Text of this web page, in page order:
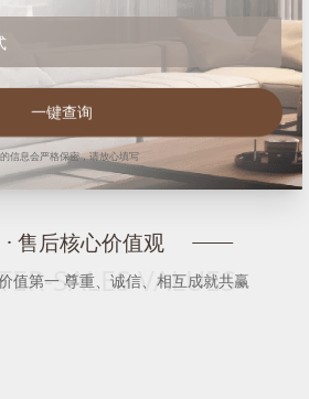
一键查询
信息会严格保密，请放心填写
售后核心价值观
SALES VALUES
值第一 尊重、诚信、相互成就共赢